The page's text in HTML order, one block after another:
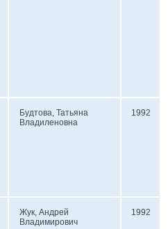
Будтова, Татьяна
Владиленовна
1992
Жук, Андрей
Владимирович
1992